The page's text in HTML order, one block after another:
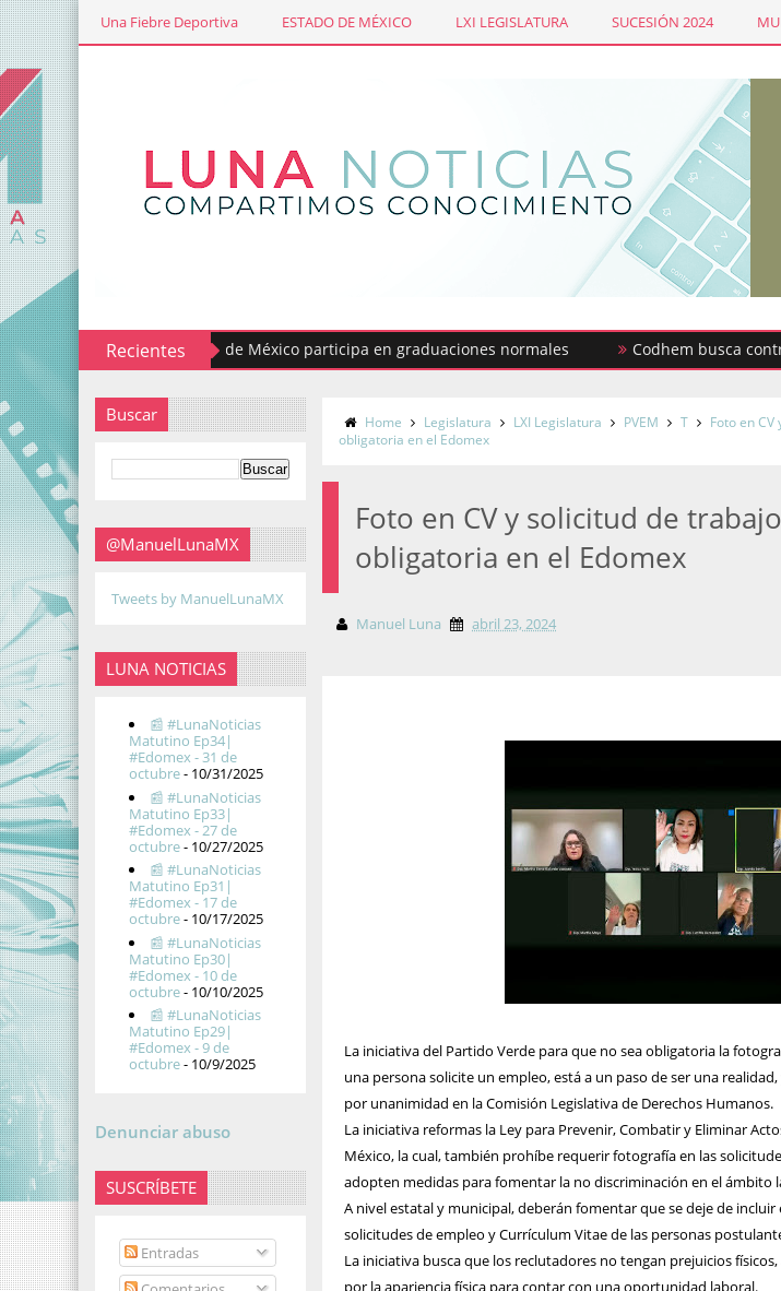
Una Fiebre Deportiva ESTADO DE MÉXICO LXI LEGISLATURA SUCESIÓN 2024
Recientes
al Servicio del Estado de México participa en graduaciones normales Codhem busca contribuir
Buscar
@ManuelLunaMX
Tweets by ManuelLunaMX
LUNA NOTICIAS
📰 #LunaNoticias
Matutino Ep34|
#Edomex - 31 de
octubre- 10/31/2025
📰 #LunaNoticias
Matutino Ep33|
#Edomex - 27 de
octubre- 10/27/2025
📰 #LunaNoticias
Matutino Ep31|
#Edomex - 17 de
octubre- 10/17/2025
📰 #LunaNoticias
Matutino Ep30|
#Edomex - 10 de
octubre- 10/10/2025
📰 #LunaNoticias
Matutino Ep29|
#Edomex - 9 de
octubre- 10/9/2025
Denunciar abuso
SUSCRÍBETE
Entradas
Home Legislatura LXI Legislatura PVEM T
Foto en
obligatoria en el Edomex
Foto en CV y solicitud de
obligatoria en el Edomex
Manuel Luna abril 23, 2024
La iniciativa del Partido Verde para que no sea obligatoria la
una persona solicite un empleo, está a un paso de ser una
por unanimidad en la Comisión Legislativa de Derechos Humanos.
La iniciativa reformas la Ley para Prevenir, Combatir y Eliminar
México, la cual, también prohíbe requerir fotografía en las
adopten medidas para fomentar la no discriminación en el ámbito
A nivel estatal y municipal, deberán fomentar que se deje de
solicitudes de empleo y Currículum Vitae de las personas
La iniciativa busca que los reclutadores no tengan prejuicios
por la apariencia física para contar con una oportunidad laboral.